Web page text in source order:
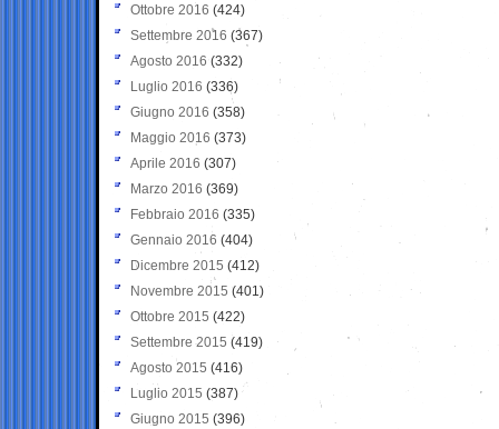
Ottobre 2016 (424)
Settembre 2016 (367)
Agosto 2016 (332)
Luglio 2016 (336)
Giugno 2016 (358)
Maggio 2016 (373)
Aprile 2016 (307)
Marzo 2016 (369)
Febbraio 2016 (335)
Gennaio 2016 (404)
Dicembre 2015 (412)
Novembre 2015 (401)
Ottobre 2015 (422)
Settembre 2015 (419)
Agosto 2015 (416)
Luglio 2015 (387)
Giugno 2015 (396)